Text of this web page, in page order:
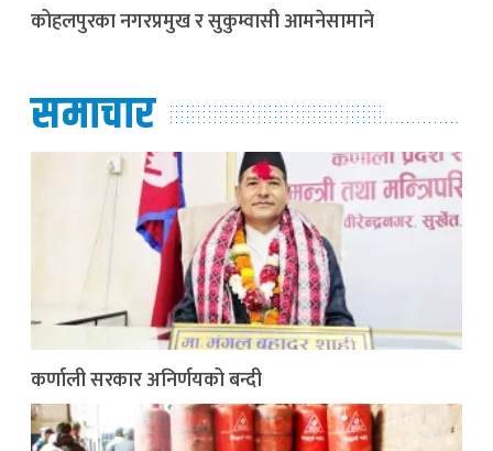
कोहलपुरका नगरप्रमुख र सुकुम्वासी आमनेसामाने
समाचार
कर्णाली सरकार अनिर्णयको बन्दी